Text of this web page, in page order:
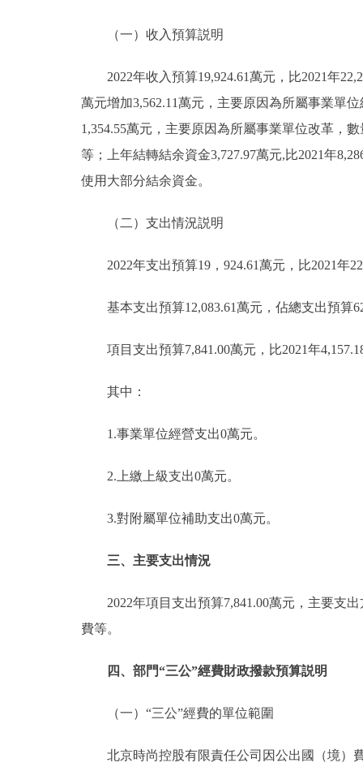
（一）收入預算説明
2022年收入預算19,924.61萬元，比2021年
萬元增加3,562.11萬元，主要原因為所屬事業單
1,354.55萬元，主要原因為所屬事業單位改革，
等；上年結轉結余資金3,727.97萬元,比2021年
使用大部分結余資金。
（二）支出情況説明
2022年支出預算19，924.61萬元，比2021年22
基本支出預算12,083.61萬元，佔總支出預算
項目支出預算7,841.00萬元，比2021年
其中：
1.事業單位經營支出0萬元。
2.上繳上級支出0萬元。
3.對附屬單位補助支出0萬元。
三、主要支出情況
2022年項目支出預算7,841.00萬元，主要支出
費等。
四、部門“三公”經費財政撥款預算説明
（一）“三公”經費的單位範圍
北京時尚控股有限責任公司因公出國（境）費